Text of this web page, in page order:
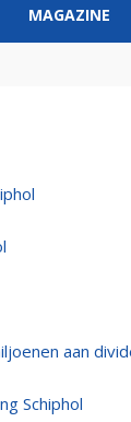
MAGAZINE
aan
Schiphol